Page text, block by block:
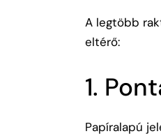
A legtöbb
eltérő:
1.
Papíralapú